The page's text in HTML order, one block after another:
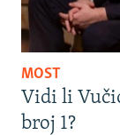
MOST
Vidi li
broj 1?